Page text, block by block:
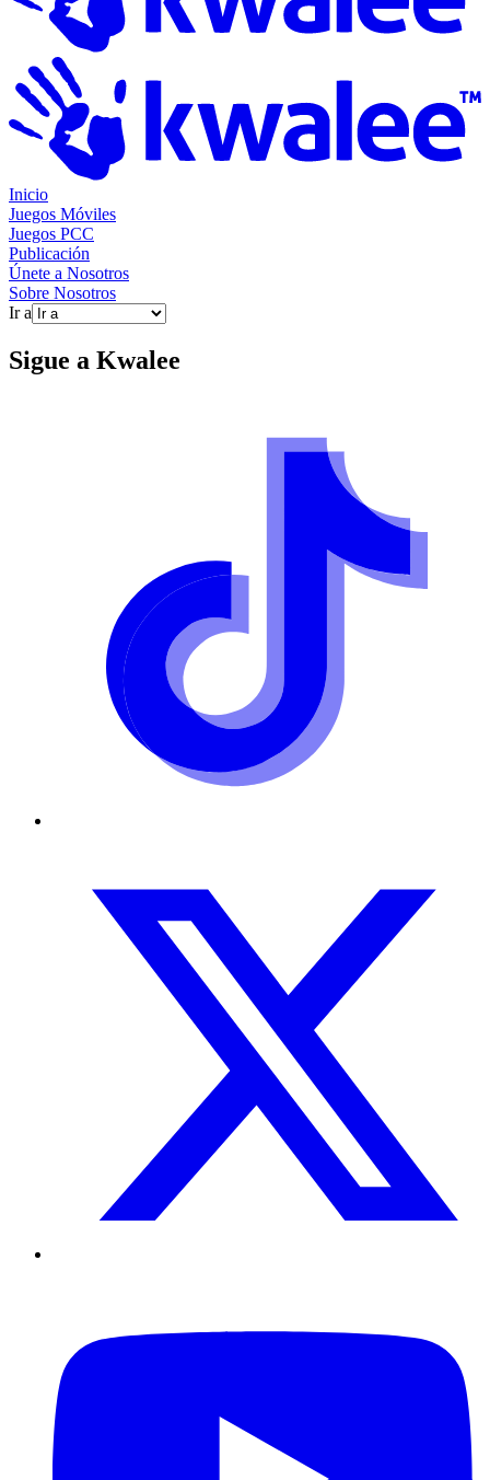
Inicio
Juegos Móviles
Juegos PCC
Publicación
Únete a Nosotros
Sobre Nosotros
Ir a
Sigue a Kwalee